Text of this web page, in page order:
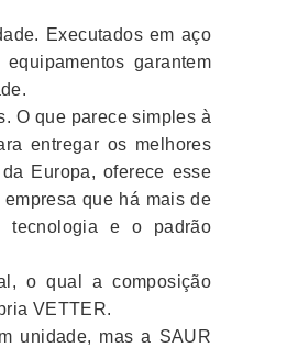
Executados em aço
garantem
O que parece simples à
entregar os melhores
Europa, oferece esse
que há mais de
tecnologia e o padrão
o qual a composição
VETTER.
unidade, mas a SAUR